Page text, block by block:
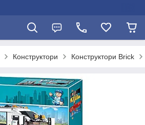
Конструктори Конструктори Brick